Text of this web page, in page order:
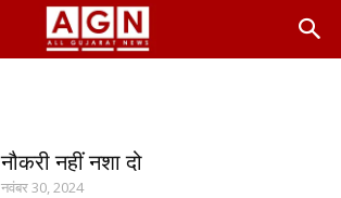
नौकरी नहीं नशा दो
नवंबर 30, 2024